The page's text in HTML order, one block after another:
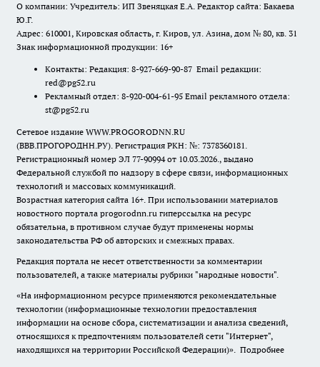
О компании: Учредитель: ИП Звеняцкая Е.А. Редактор сайта: Бакаева
Ю.Г.
Адрес: 610001, Кировская область, г. Киров, ул. Азина, дом № 80, кв. 31
Знак информационной продукции: 16+
Контакты: Редакция: 8-927-669-90-87 Email редакции:
red@pg52.ru
Рекламный отдел: 8-920-004-61-95 Email рекламного отдела:
st@pg52.ru
Сетевое издание WWW.PROGORODNN.RU
(ВВВ.ПРОГОРОДНН.РУ). Регистрация РКН: №: 7378360181.
Регистрационный номер ЭЛ 77-90994 от 10.03.2026., выдано
Федеральной службой по надзору в сфере связи, информационных
технологий и массовых коммуникаций.
Возрастная категория сайта 16+. При использовании материалов
новостного портала progorodnn.ru гиперссылка на ресурс
обязательна, в противном случае будут применены нормы
законодательства РФ об авторских и смежных правах.
Редакция портала не несет ответственности за комментарии
пользователей, а также материалы рубрики "народные новости".
«На информационном ресурсе применяются рекомендательные
технологии (информационные технологии предоставления
информации на основе сбора, систематизации и анализа сведений,
относящихся к предпочтениям пользователей сети "Интернет",
находящихся на территории Российской Федерации)». Подробнее